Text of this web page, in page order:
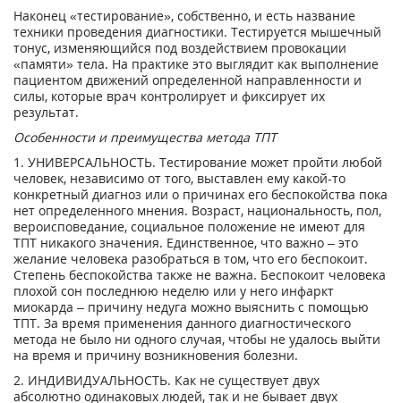
Наконец «тестирование», собственно, и есть название
техники проведения диагностики. Тестируется мышечный
тонус, изменяющийся под воздействием провокации
«памяти» тела. На практике это выглядит как выполнение
пациентом движений определенной направленности и
силы, которые врач контролирует и фиксирует их
результат.
Особенности и преимущества метода ТПТ
1. УНИВЕРСАЛЬНОСТЬ. Тестирование может пройти любой
человек, независимо от того, выставлен ему какой-то
конкретный диагноз или о причинах его беспокойства пока
нет определенного мнения. Возраст, национальность, пол,
вероисповедание, социальное положение не имеют для
ТПТ никакого значения. Единственное, что важно – это
желание человека разобраться в том, что его беспокоит.
Степень беспокойства также не важна. Беспокоит человека
плохой сон последнюю неделю или у него инфаркт
миокарда – причину недуга можно выяснить с помощью
ТПТ. За время применения данного диагностического
метода не было ни одного случая, чтобы не удалось выйти
на время и причину возникновения болезни.
2. ИНДИВИДУАЛЬНОСТЬ. Как не существует двух
абсолютно одинаковых людей, так и не бывает двух